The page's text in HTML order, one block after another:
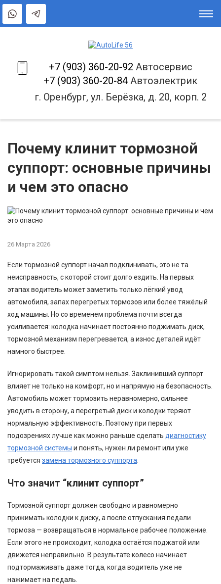
+7 (903) 360-20-92 Автосервис
+7 (903) 360-20-84 Автоэлектрик
г. Оренбург, ул. Берёзка, д. 20, корп. 2
Почему клинит тормозной
суппорт: основные причины
и чем это опасно
26 Марта 2026
Если тормозной суппорт начал подклинивать, это не та
неисправность, с которой стоит долго ездить. На первых
этапах водитель может заметить только лёгкий увод
автомобиля, запах перегретых тормозов или более тяжёлый
ход машины. Но со временем проблема почти всегда
усиливается: колодка начинает постоянно поджимать диск,
тормозной механизм перегревается, а износ деталей идёт
намного быстрее.
Игнорировать такой симптом нельзя. Заклинивший суппорт
влияет не только на комфорт, но и напрямую на безопасность.
Автомобиль может тормозить неравномерно, сильнее
уводить в сторону, а перегретый диск и колодки теряют
нормальную эффективность. Поэтому при первых
подозрениях лучше как можно раньше сделать диагностику
тормозной системы и понять, нужен ли ремонт или уже
требуется замена тормозного суппорта
Что значит “клинит суппорт”
Тормозной суппорт должен свободно и равномерно
прижимать колодки к диску, а после отпускания педали
тормоза — возвращаться в нормальное рабочее положение.
Если этого не происходит, колодка остаётся поджатой или
движется неправильно. В результате колесо начинает
подтормаживать даже тогда, когда водитель уже не
нажимает на педаль.